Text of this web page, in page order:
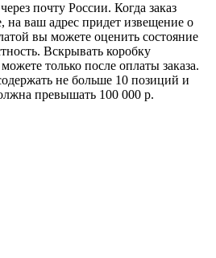
почту России. Когда заказ
на ваш адрес придет извещение о
вы можете оценить состояние
Вскрывать коробку
только после оплаты заказа.
не больше 10 позиций и
превышать 100 000 р.